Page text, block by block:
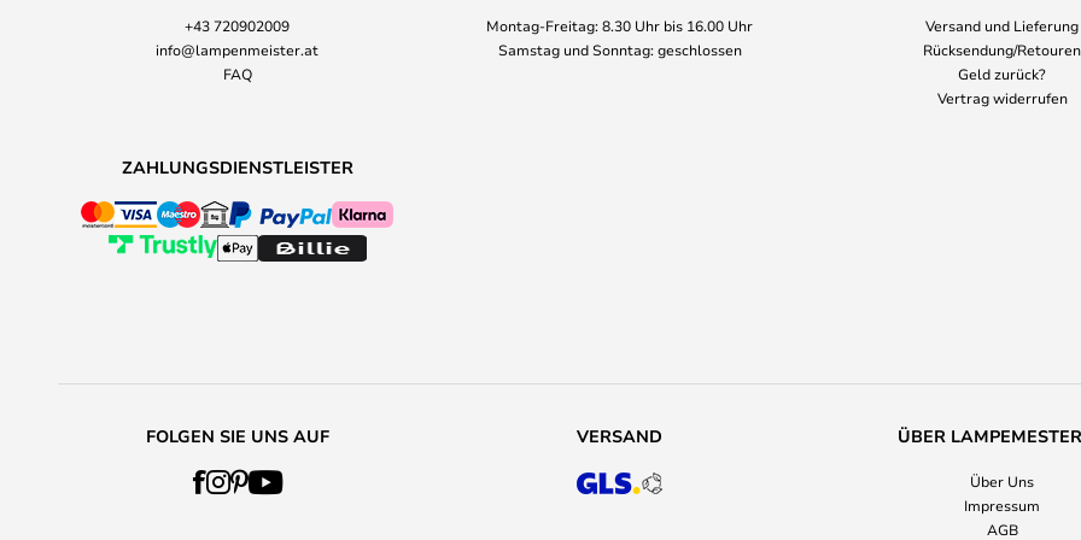
+43 720902009
info@lampenmeister.at
FAQ
Montag-Freitag: 8.30 Uhr bis 16.00 Uhr
Samstag und Sonntag: geschlossen
Versand und Lieferung
Rücksendung/Retouren
Geld zurück?
Vertrag widerrufen
ZAHLUNGSDIENSTLEISTER
FOLGEN SIE UNS AUF VERSAND ÜBER
Über Uns
Impressum
AGB